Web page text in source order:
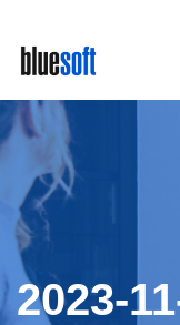
main
content
2023-